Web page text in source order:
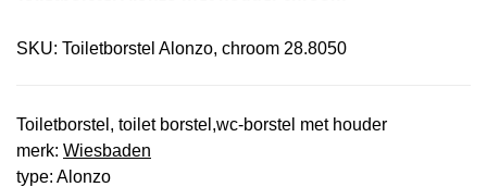
SKU: Toiletborstel Alonzo, chroom 28.8050
Toiletborstel, toilet borstel,wc-borstel met houder
merk: Wiesbaden
type: Alonzo